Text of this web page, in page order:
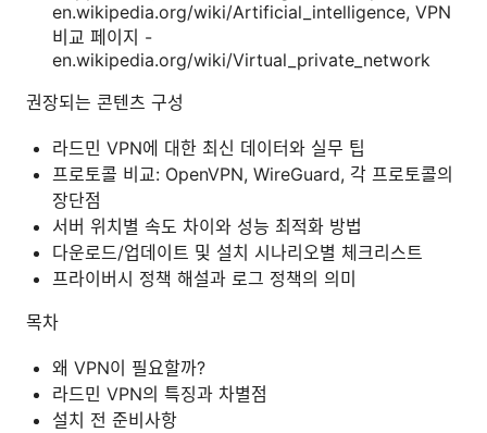
en.wikipedia.org/wiki/Artificial_intelligence, VPN
비교 페이지 -
en.wikipedia.org/wiki/Virtual_private_network
권장되는 콘텐츠 구성
라드민 VPN에 대한 최신 데이터와 실무 팁
프로토콜 비교: OpenVPN, WireGuard, 각 프로토콜의
장단점
서버 위치별 속도 차이와 성능 최적화 방법
다운로드/업데이트 및 설치 시나리오별 체크리스트
프라이버시 정책 해설과 로그 정책의 의미
목차
왜 VPN이 필요할까?
라드민 VPN의 특징과 차별점
설치 전 준비사항